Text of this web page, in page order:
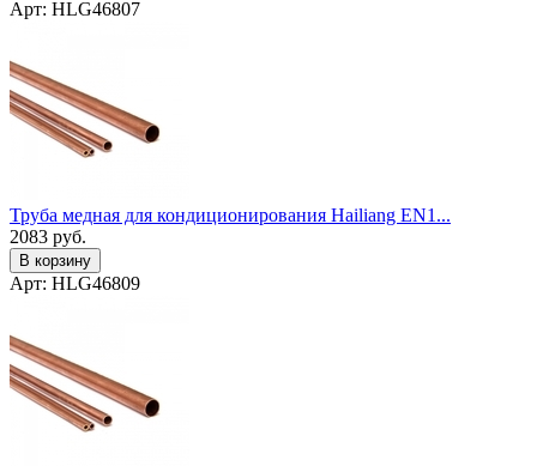
Арт: HLG46807
Труба медная для кондиционирования Hailiang EN1...
2083 руб.
В корзину
Арт: HLG46809